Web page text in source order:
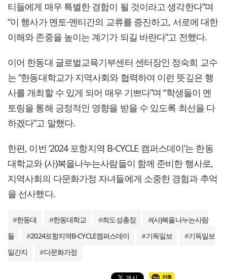
티들에게 매우 특별한 경험이 될 것이라고 생각한다”며
“이 행사가 멘토-멘티간의 교류를 증진하고, 서로에 대한
이해와 존중을 높이는 계기가 되길 바란다”고 전했다.
이어 한동대 글로벌교육기부센터 센터장인 정숙희 교수
는 “한동대학교가 지역사회와 협력하여 이런 뜻깊은 행
사를 개최할 수 있게 되어 매우 기쁘다”며 “학생들이 멘
토링을 통해 긍정적인 영향을 받을 수 있도록 최선을 다
하겠다”고 말했다.
한편, 이번 ‘2024 포항지역 B-CYCLE 캠퍼스데이’는 한동
대학교와 (사)복을나누는사람들이 함께 준비한 행사로,
지역사회의 다문화가정 자녀들에게 소중한 경험과 추억
을 선사했다.
#한동대 #한동대학교 #최도성총장 #(사)복을나누는사람
들
#2024포항지역B-CYCLE캠퍼스데이 #기독일보 #기독일보
일간지
#다문화가정